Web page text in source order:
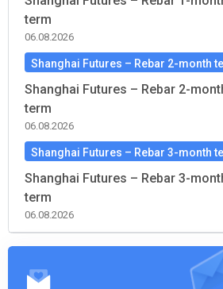
term
06.08.2026
Shanghai Futures – Rebar 2-month
Shanghai Futures – Rebar 2-
term
06.08.2026
Shanghai Futures – Rebar 3-month
Shanghai Futures – Rebar 3-
term
06.08.2026